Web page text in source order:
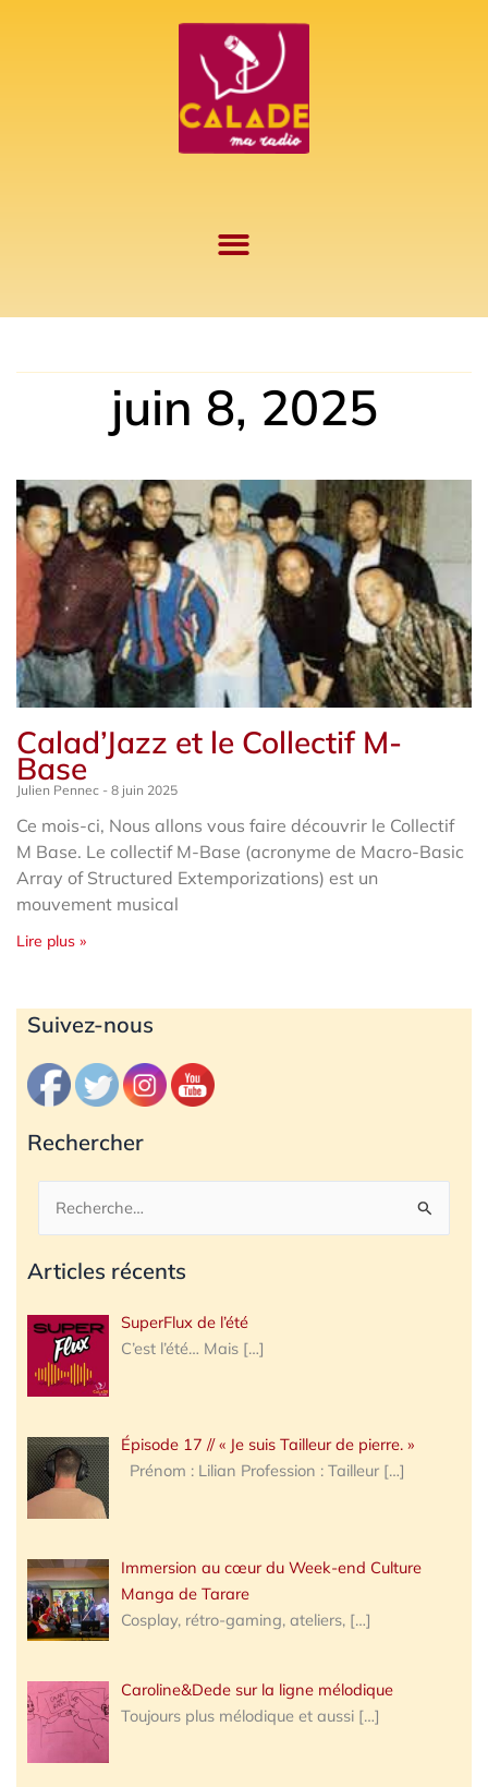
juin 8, 2025
Calad’Jazz et le Collectif M-
Base
Julien Pennec 8 juin 2025
Ce mois-ci, Nous allons vous faire découvrir le Collectif
M Base. Le collectif M-Base (acronyme de Macro-Basic
Array of Structured Extemporizations) est un
mouvement musical
Lire plus »
Suivez-nous
Rechercher
Rechercher :
Articles récents
SuperFlux de l’été
C’est l’été… Mais […]
Épisode 17 // « Je suis Tailleur de pierre. »
Prénom : Lilian Profession : Tailleur […]
Immersion au cœur du Week-end Culture
Manga de Tarare
Cosplay, rétro-gaming, ateliers, […]
Caroline&Dede sur la ligne mélodique
Toujours plus mélodique et aussi […]
Archives